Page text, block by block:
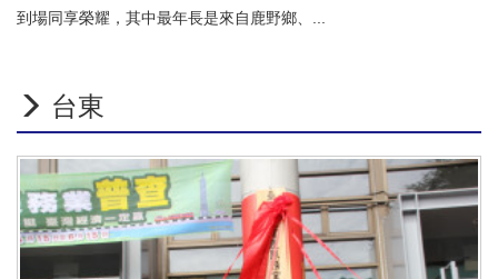
到場同享榮耀，其中最年長是來自鹿野鄉、...
台東